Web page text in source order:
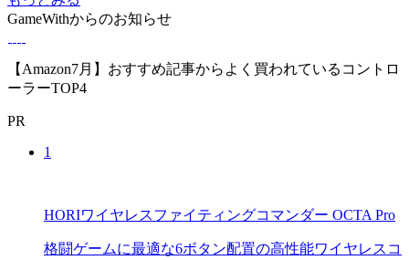
GameWithからのお知らせ
【Amazon7月】おすすめ記事からよく買われているコントロ
ーラーTOP4
PR
1
HORIワイヤレスファイティングコマンダー OCTA Pro
格闘ゲームに最適な6ボタン配置の高性能ワイヤレスコ